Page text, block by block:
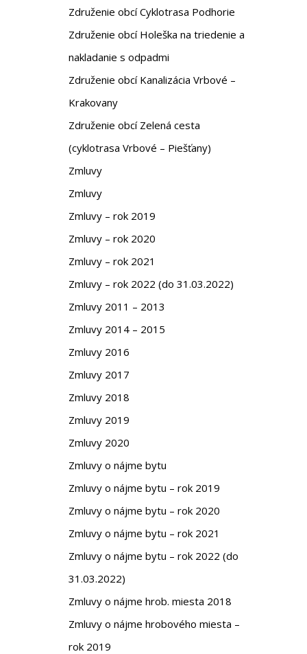
Združenie obcí Cyklotrasa Podhorie
Združenie obcí Holeška na triedenie a
nakladanie s odpadmi
Združenie obcí Kanalizácia Vrbové –
Krakovany
Združenie obcí Zelená cesta
(cyklotrasa Vrbové – Piešťany)
Zmluvy
Zmluvy
Zmluvy – rok 2019
Zmluvy – rok 2020
Zmluvy – rok 2021
Zmluvy – rok 2022 (do 31.03.2022)
Zmluvy 2011 – 2013
Zmluvy 2014 – 2015
Zmluvy 2016
Zmluvy 2017
Zmluvy 2018
Zmluvy 2019
Zmluvy 2020
Zmluvy o nájme bytu
Zmluvy o nájme bytu – rok 2019
Zmluvy o nájme bytu – rok 2020
Zmluvy o nájme bytu – rok 2021
Zmluvy o nájme bytu – rok 2022 (do
31.03.2022)
Zmluvy o nájme hrob. miesta 2018
Zmluvy o nájme hrobového miesta –
rok 2019